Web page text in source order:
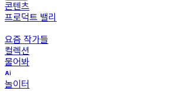
콘텐츠
프로덕트 밸리
요즘 작가들
컬렉션
물어봐
놀이터